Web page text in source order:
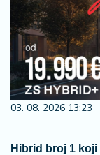
03. 08. 2026 13:23
Hibrid broj 1